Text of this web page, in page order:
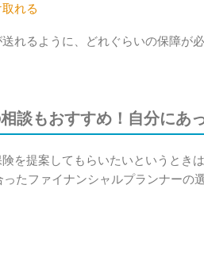
れる
れるように、どれぐらいの保障が
談もおすすめ！自分にあ
を提案してもらいたいというとき
たファイナンシャルプランナーの